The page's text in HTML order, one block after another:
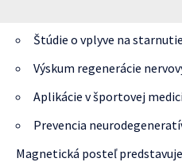
Štúdie o vplyve na
Výskum regenerácie
Aplikácie v športovej
Prevencia
Magnetická posteľ